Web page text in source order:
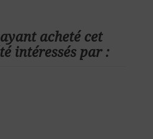
acheté cet
intéressés par :